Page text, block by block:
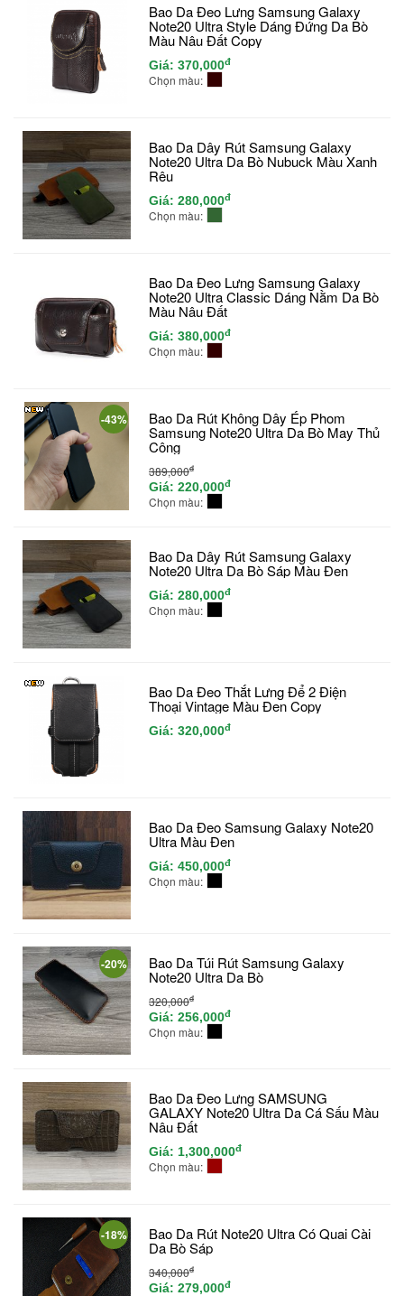
Bao Da Đeo Lưng Samsung Galaxy
Note20 Ultra Style Dáng Đứng Da Bò
Màu Nâu Đất Copy
Giá: 370,000đ
Chọn màu:
Bao Da Dây Rút Samsung Galaxy
Note20 Ultra Da Bò Nubuck Màu Xanh
Rêu
Giá: 280,000đ
Chọn màu:
Bao Da Đeo Lưng Samsung Galaxy
Note20 Ultra Classic Dáng Nằm Da Bò
Màu Nâu Đất
Giá: 380,000đ
Chọn màu:
-43% Bao Da Rút Không Dây Ép Phom
Samsung Note20 Ultra Da Bò May Thủ
Công
389,000đ
Giá: 220,000đ
Chọn màu:
Bao Da Dây Rút Samsung Galaxy
Note20 Ultra Da Bò Sáp Màu Đen
Giá: 280,000đ
Chọn màu:
Bao Da Đeo Thắt Lưng Để 2 Điện
Thoại Vintage Màu Đen Copy
Giá: 320,000đ
Bao Da Đeo Samsung Galaxy Note20
Ultra Màu Đen
Giá: 450,000đ
Chọn màu:
-20% Bao Da Túi Rút Samsung Galaxy
Note20 Ultra Da Bò
320,000đ
Giá: 256,000đ
Chọn màu:
Bao Da Đeo Lưng SAMSUNG
GALAXY Note20 Ultra Da Cá Sấu Màu
Nâu Đất
Giá: 1,300,000đ
Chọn màu:
-18% Bao Da Rút Note20 Ultra Có Quai Cài
Da Bò Sáp
340,000đ
Giá: 279,000đ